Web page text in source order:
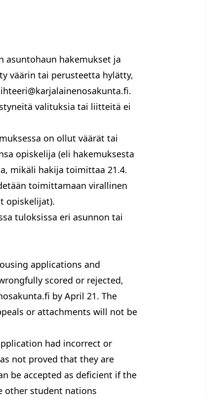
asuntohaun hakemukset ja
väärin tai perusteetta hylätty,
.
valituksia tai liitteitä ei
on ollut väärät tai
opiskelija (eli hakemuksesta
mikäli hakija toimittaa 21.4.
toimittamaan virallinen
opiskelijat).
tuloksissa eri asunnon tai
applications and
scored or rejected,
by April 21. The
or attachments will not be
had incorrect or
not proved that they are
be accepted as deficient if the
other student nations